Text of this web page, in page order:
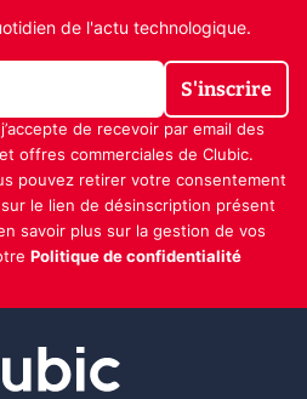
de l'actu technologique.
S'inscrire
de recevoir par email des
offres commerciales de Clubic.
pouvez retirer votre consentement
le lien de désinscription présent
savoir plus sur la gestion de vos
Politique de confidentialité